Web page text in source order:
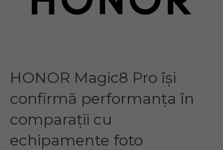
HONOR Magic8 Pro își
confirmă performanța în
comparații cu
echipamente foto